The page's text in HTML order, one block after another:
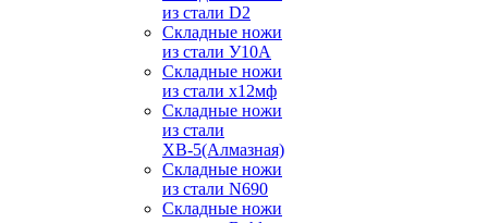
из стали D2
Складные ножи
из стали У10А
Складные ножи
из стали х12мф
Складные ножи
из стали
ХВ-5(Алмазная)
Складные ножи
из стали N690
Складные ножи